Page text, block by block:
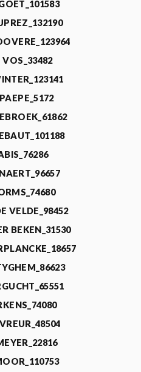
VOS_33482
VELDE_98452
BEKEN_31530